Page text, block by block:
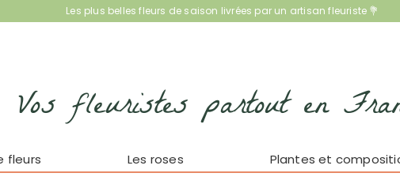
Les plus belles fleurs de saison livrées par un artisan fleuriste 💐
Vos fleuristes partout en
fleurs Les roses Plantes et